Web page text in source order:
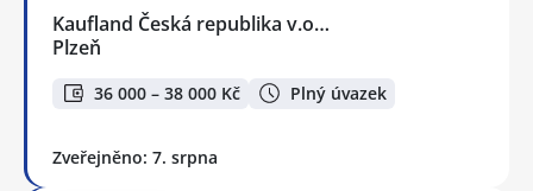
Kaufland Česká republika v.o…
Plzeň
36 000 – 38 000 Kč Plný úvazek
Zveřejněno: 7. srpna